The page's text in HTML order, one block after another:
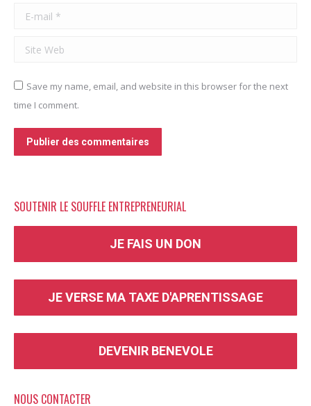
E-mail *
Site Web
Save my name, email, and website in this browser for the next
time I comment.
Publier des commentaires
SOUTENIR LE SOUFFLE ENTREPRENEURIAL
JE FAIS UN DON
JE VERSE MA TAXE D'APRENTISSAGE
DEVENIR BENEVOLE
NOUS CONTACTER